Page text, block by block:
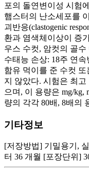
포의 돌연변이성 시험
햄스터의 난소세포를
괴반응(clastogenic
환과 염색체이상이 증
우스 수컷, 암컷의 골
수태능 손상: 18주 연
함유 먹이를 준 수컷
지 않았다. 시험은 최고
으며, 이 용량은 mg/kg,
량의 각각 80배, 8배의
기타정보
[저장방법] 기밀용기,
터 36 개월 [포장단위]